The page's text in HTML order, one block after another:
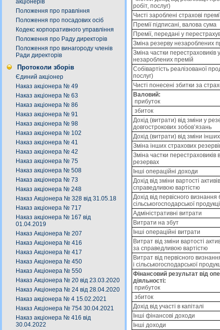
акціонерів
Положення про правління
Положення про посадових осіб
Кодекс корпоративного управління
Положення про Раду директорів
Положення про винагороду членів
Ради директорів
Протоколи зборів
Єдиний акціонер
Наказ акціонера № 49
Наказ акціонера № 63
Наказ акціонера № 86
Наказ акціонера № 91
Наказ акціонера № 98
Наказ акціонера № 102
Наказ акціонера № 41
Наказ акціонера № 42
Наказ акціонера № 75
Наказ акціонера № 508
Наказ акціонера № 73
Наказ акціонера № 248
Наказ Акціонера № 328 від 31.05.18
Наказ акціонера № 717
Наказ акціонера № 167 від
01.04.2019
Наказ Акціонера № 207
Наказ Акціонера № 416
Наказ Акціонера № 417
Наказ Акціонера № 450
Наказ Акціонера № 550
Наказ Акціонера № 20 від 23.03.2020
Наказ Акціонера № 24 від 28.04.2020
Наказ акціонера № 4 15.02.2021
Наказ Акціонера № 754 30.04.2021
Наказ акціонера № 416 від
30.04.2022
робіт, послуг)
Чисті зароблені страхові
Премії підписані, валова сума
Премії, передані у
Зміна резерву незароблених
Зміна частки перестраховиків
незароблених премій
Собівартість реалізованої
послуг)
Чисті понесені збитки за
Валовий:
прибуток
збиток
Дохід (витрати) від зміни у
довгострокових зобов’язань
Дохід (витрати) від зміни
Зміна інших страхових
Зміна частки перестраховиків
резервах
Інші операційні доходи
Дохід від зміни вартості
справедливою вартістю
Дохід від первісного визнання
сільськогосподарської
Адміністративні витрати
Витрати на збут
Інші операційні витрати
Витрат від зміни вартості
за справедливою вартістю
Витрат від первісного
і сільськогосподарської
Фінансовий результат від
діяльності:
прибуток
збиток
Дохід від участі в капіталі
Інші фінансові доходи
Інші доходи